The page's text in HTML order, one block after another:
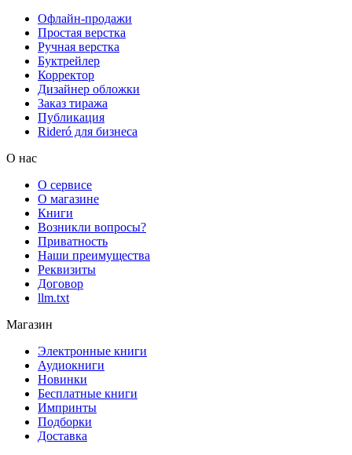
Офлайн-продажи
Простая верстка
Ручная верстка
Буктрейлер
Корректор
Дизайнер обложки
Заказ тиража
Публикация
Rideró для бизнеса
О нас
О сервисе
О магазине
Книги
Возникли вопросы?
Приватность
Наши преимущества
Реквизиты
Договор
llm.txt
Магазин
Электронные книги
Аудиокниги
Новинки
Бесплатные книги
Импринты
Подборки
Доставка